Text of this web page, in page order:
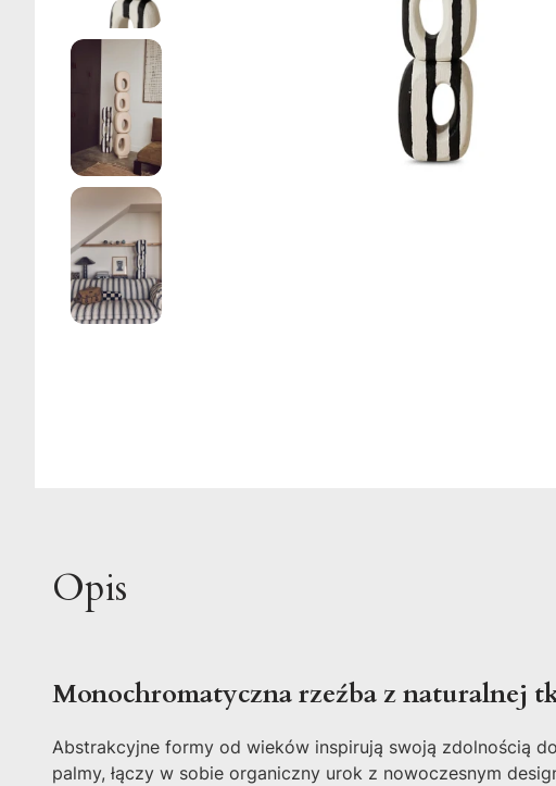
Opis
Monochromatyczna rzeźba z naturalnej
Abstrakcyjne formy od wieków inspirują swoją zdolnością
palmy, łączy w sobie organiczny urok z nowoczesnym